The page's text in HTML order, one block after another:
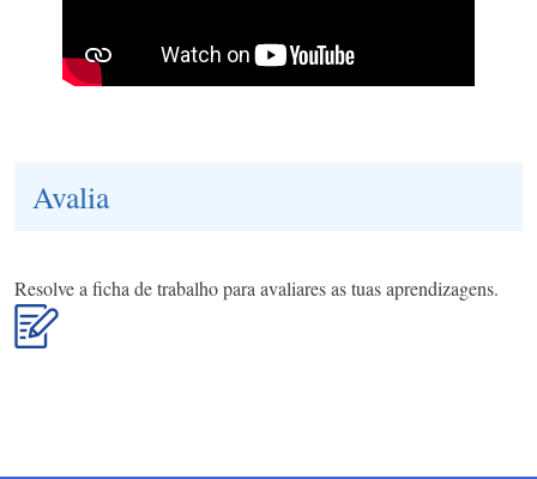
Avalia
Resolve a ficha de trabalho para avaliares as tuas aprendizagens.